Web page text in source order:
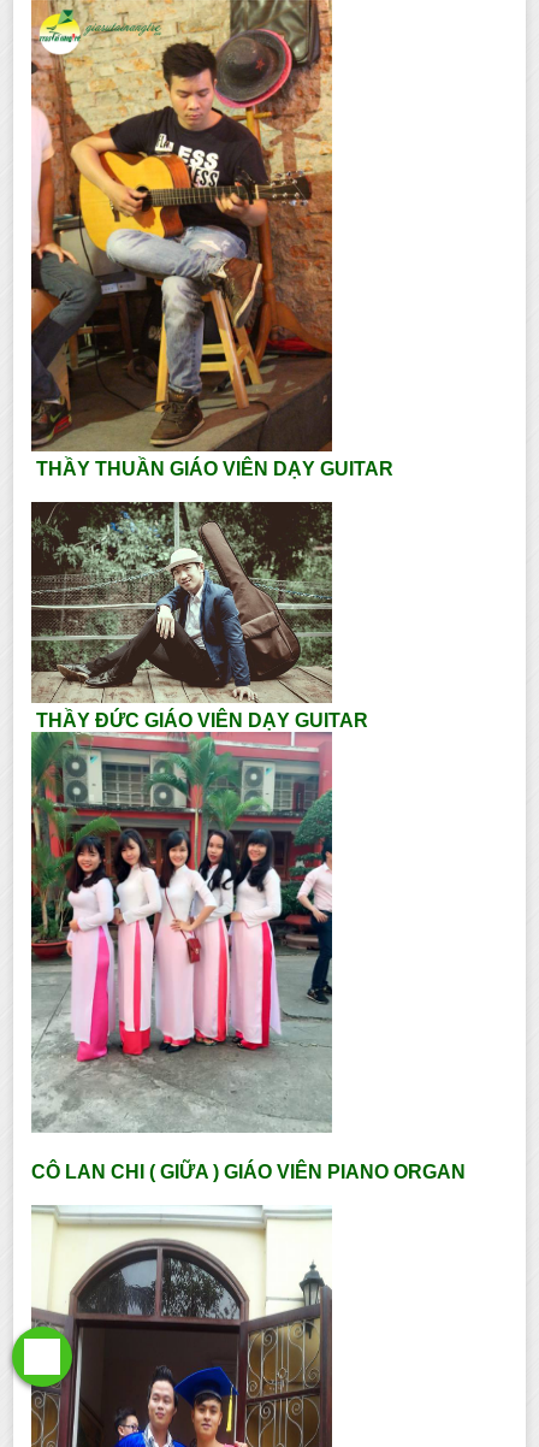
THẦY THUẦN GIÁO VIÊN DẠY GUITAR
THẦY ĐỨC GIÁO VIÊN DẠY GUITAR
CÔ LAN CHI ( GIỮA ) GIÁO VIÊN PIANO ORGAN